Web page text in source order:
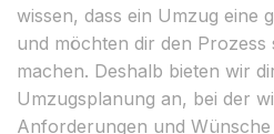
wissen, dass ein Umzug eine
und möchten dir den Prozess
machen. Deshalb bieten wir
Umzugsplanung an, bei der
Anforderungen und